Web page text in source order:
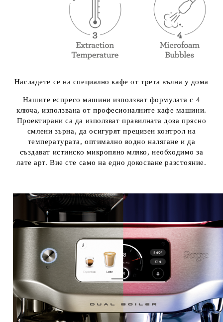
Насладете се на специално кафе от трета вълна у дома
Нашите еспресо машини използват формулата с 4
ключа, използвана от професионалните кафе машини.
Проектирани са да използват правилната доза прясно
смлени зърна, да осигурят прецизен контрол на
температурата, оптимално водно налягане и да
създават истинско микропяно мляко, необходимо за
лате арт. Вие сте само на едно докосване разстояние.